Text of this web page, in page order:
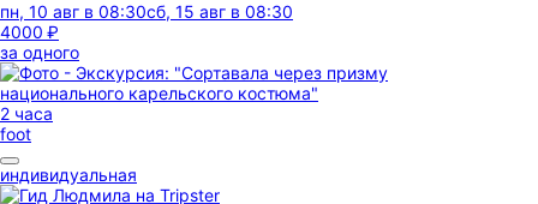
пн, 10 авг в 08:30сб, 15 авг в 08:30
4000 ₽
за одного
2 часа
foot
индивидуальная